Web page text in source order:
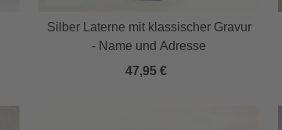
Silber Laterne mit klassischer Gravur
- Name und Adresse
47,95 €